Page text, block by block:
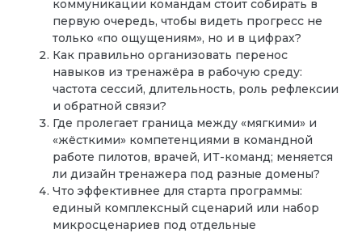
коммуникации командам стоит собирать в
первую очередь, чтобы видеть прогресс не
только «по ощущениям», но и в цифрах?
Как правильно организовать перенос
навыков из тренажёра в рабочую среду:
частота сессий, длительность, роль рефлексии
и обратной связи?
Где пролегает граница между «мягкими» и
«жёсткими» компетенциями в командной
работе пилотов, врачей, ИТ-команд; меняется
ли дизайн тренажера под разные домены?
Что эффективнее для старта программы:
единый комплексный сценарий или набор
микросценариев под отдельные